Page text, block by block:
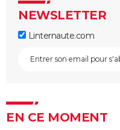
NEWSLETTER
Linternaute.com
EN CE MOMENT